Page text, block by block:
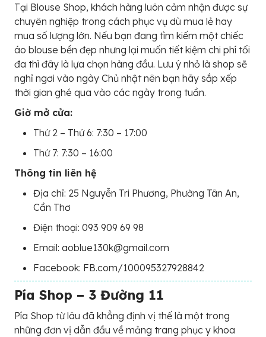
Tại Blouse Shop, khách hàng luôn cảm nhận được sự
chuyên nghiệp trong cách phục vụ dù mua lẻ hay
mua số lượng lớn. Nếu bạn đang tìm kiếm một chiếc
áo blouse bền đẹp nhưng lại muốn tiết kiệm chi phí tối
đa thì đây là lựa chọn hàng đầu. Lưu ý nhỏ là shop sẽ
nghỉ ngơi vào ngày Chủ nhật nên bạn hãy sắp xếp
thời gian ghé qua vào các ngày trong tuần.
Giờ mở cửa:
Thứ 2 – Thứ 6: 7:30 – 17:00
Thứ 7: 7:30 – 16:00
Thông tin liên hệ
Địa chỉ: 25 Nguyễn Tri Phương, Phường Tân An,
Cần Thơ
Điện thoại: 093 909 69 98
Email: aoblue130k@gmail.com
Facebook: FB.com/100095327928842
Pía Shop – 3 Đường 11
Pía Shop từ lâu đã khẳng định vị thế là một trong
những đơn vị dẫn đầu về mảng trang phục y khoa